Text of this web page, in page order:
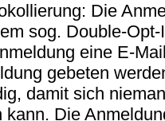
Die
sog. Double-
eine E-
gebeten
damit sich
Die